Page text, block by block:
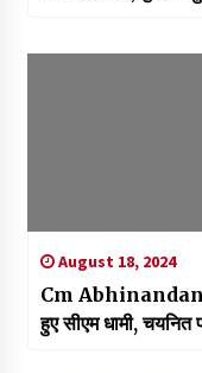
August 18, 2024
Cm Abhinandan
हुए सीएम धामी, चयनित